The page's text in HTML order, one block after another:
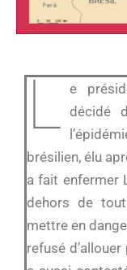
L e
décidé
brésilien, élu
a fait enfermer
dehors de
mettre en
refusé